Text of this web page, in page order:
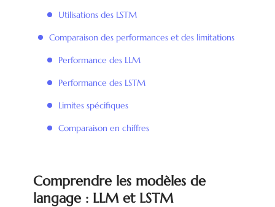
Utilisations des LSTM
Comparaison des performances et des limitations
Performance des LLM
Performance des LSTM
Limites spécifiques
Comparaison en chiffres
Comprendre les modèles de
langage : LLM et LSTM